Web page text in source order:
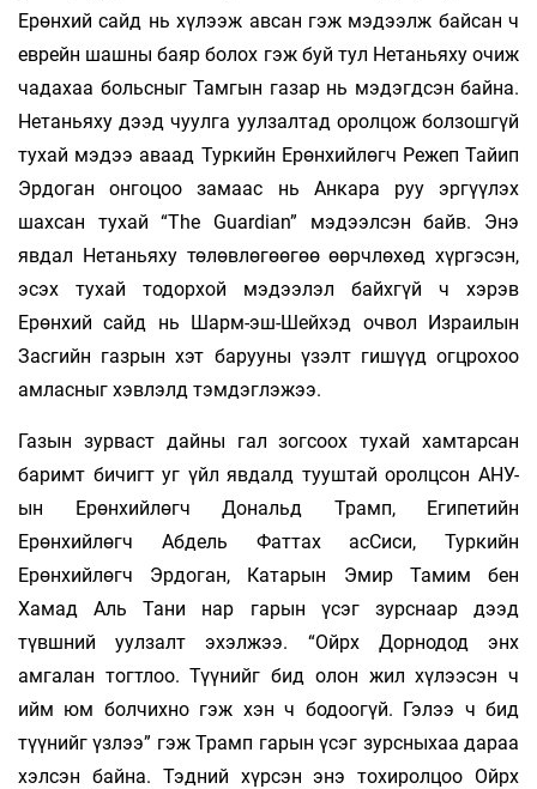
Ерөнхий сайд нь хүлээж авсан гэж мэдээлж байсан ч
еврейн шашны баяр болох гэж буй тул Нетаньяху очиж
чадахаа больсныг Тамгын газар нь мэдэгдсэн байна.
Нетаньяху дээд чуулга уулзалтад оролцож болзошгүй
тухай мэдээ аваад Туркийн Ерөнхийлөгч Режеп Тайип
Эрдоган онгоцоо замаас нь Анкара руу эргүүлэх
шахсан тухай “The Guardian” мэдээлсэн байв. Энэ
явдал Нетаньяху төлөвлөгөөгөө өөрчлөхөд хүргэсэн,
эсэх тухай тодорхой мэдээлэл байхгүй ч хэрэв
Ерөнхий сайд нь Шарм-эш-Шейхэд очвол Израилын
Засгийн газрын хэт барууны үзэлт гишүүд огцрохоо
амласныг хэвлэлд тэмдэглэжээ.
Газын зурваст дайны гал зогсоох тухай хамтарсан
баримт бичигт уг үйл явдалд тууштай оролцсон АНУ-
ын Ерөнхийлөгч Дональд Трамп, Египетийн
Ерөнхийлөгч Абдель Фаттах асСиси, Туркийн
Ерөнхийлөгч Эрдоган, Катарын Эмир Тамим бен
Хамад Аль Тани нар гарын үсэг зурснаар дээд
түвшний уулзалт эхэлжээ. “Ойрх Дорнодод энх
амгалан тогтлоо. Түүнийг бид олон жил хүлээсэн ч
ийм юм болчихно гэж хэн ч бодоогүй. Гэлээ ч бид
түүнийг үзлээ” гэж Трамп гарын үсэг зурсныхаа дараа
хэлсэн байна. Тэдний хүрсэн энэ тохиролцоо Ойрх